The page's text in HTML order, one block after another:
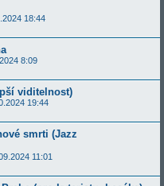
18:44
8:09
viditelnost)
19:44
smrti (Jazz
11:01